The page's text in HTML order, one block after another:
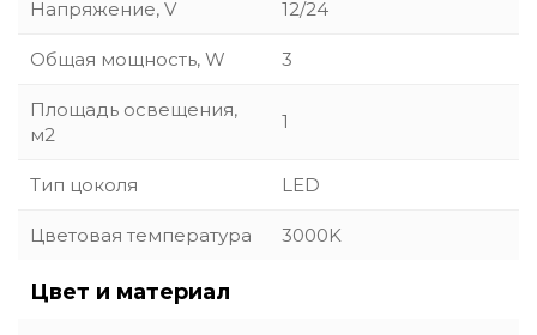
Напряжение, V 12/24
Общая мощность, W 3
Площадь освещения,
м2
1
Тип цоколя LED
Цветовая температура 3000K
Цвет и материал